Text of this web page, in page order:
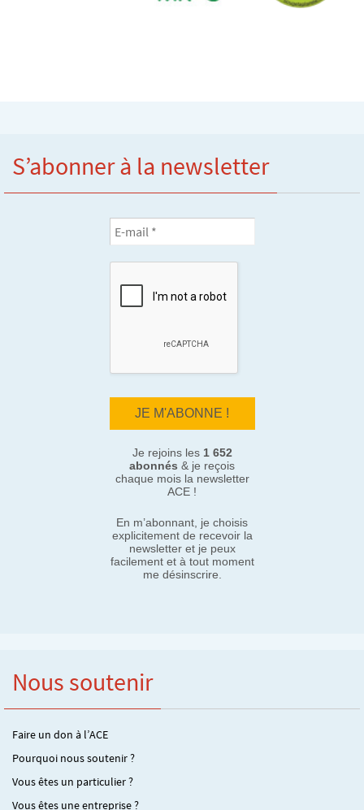
S’abonner à la newsletter
Je rejoins les 1 652
abonnés & je reçois
chaque mois la newsletter
ACE !
En m’abonnant, je choisis
explicitement de recevoir la
newsletter et je peux
facilement et à tout moment
me désinscrire.
Nous soutenir
Faire un don à l’ACE
Pourquoi nous soutenir ?
Vous êtes un particulier ?
Vous êtes une entreprise ?